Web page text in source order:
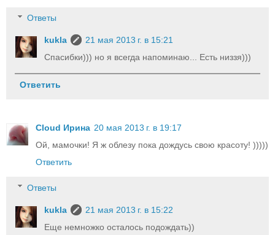
Ответы
kukla
21 мая 2013 г. в 15:21
Спасибки))) но я всегда напоминаю... Есть низзя)))
Ответить
Cloud Ирина 20 мая 2013 г. в 19:17
Ой, мамочки! Я ж облезу пока дождусь свою красоту! )))))
Ответить
Ответы
kukla
21 мая 2013 г. в 15:22
Еще немножко осталось подождать))